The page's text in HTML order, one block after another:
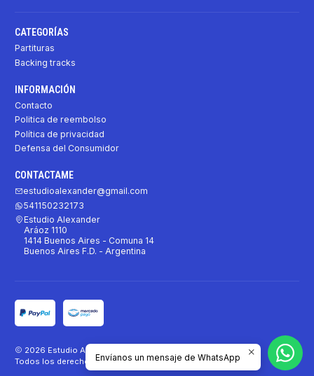
CATEGORÍAS
Partituras
Backing tracks
INFORMACIÓN
Contacto
Politica de reembolso
Política de privacidad
Defensa del Consumidor
CONTACTAME
estudioalexander@gmail.com
541150232173
Estudio Alexander
Aráoz 1110
1414 Buenos Aires - Comuna 14
Buenos Aires F.D. - Argentina
2026 Estudio Alexander.
Todos los derechos reservados. Desarrollado por Jumpseller
Envíanos un mensaje de WhatsApp